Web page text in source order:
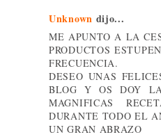
Unknown dijo...
ME APUNTO A LA
PRODUCTOS
FRECUENCIA.
DESEO UNAS
BLOG Y OS DOY
MAGNIFICAS
DURANTE TODO EL
UN GRAN ABRAZO